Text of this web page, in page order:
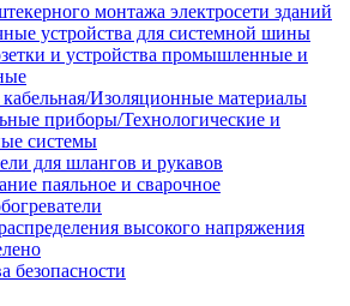
монтажа электросети зданий
устройства для системной шины
и устройства промышленные и
Изоляционные материалы
приборы/Технологические и
системы
для шлангов и рукавов
паяльное и сварочное
высокого напряжения
безопасности